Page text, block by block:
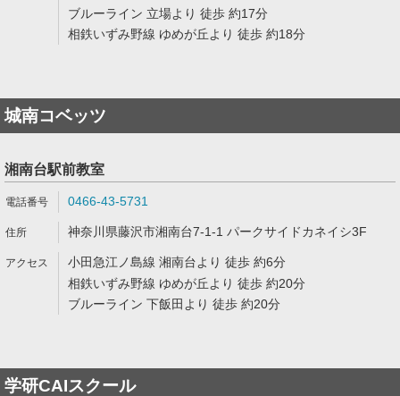
ブルーライン 立場より 徒歩 約17分
相鉄いずみ野線 ゆめが丘より 徒歩 約18分
城南コベッツ
湘南台駅前教室
0466-43-5731
神奈川県藤沢市湘南台7-1-1 パークサイドカネイシ3F
小田急江ノ島線 湘南台より 徒歩 約6分
相鉄いずみ野線 ゆめが丘より 徒歩 約20分
ブルーライン 下飯田より 徒歩 約20分
学研CAIスクール